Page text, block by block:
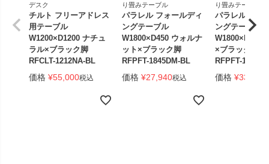
デスク
チルト フリーアドレス
用テーブル
W1200×D1200 ナチュ
ラル×ブラック脚
RFCLT-1212NA-BL
価格 ¥55,000税込
り畳みテーブル
パラレル フォールディ
ングテーブル
W1800×D450 ウォルナ
ット×ブラック脚
RFPFT-1845DM-BL
価格 ¥27,940税込
り畳みテーブル
パラレル フォ
ングテーブル
W1800×D450
×ブラック脚
RFPFT-
価格 ¥33,440